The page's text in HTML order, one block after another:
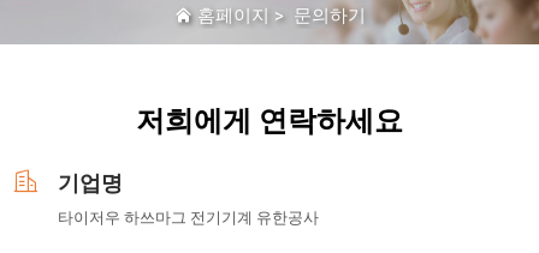
홈페이지 > 문의하기
저희에게 연락하세요
기업명
타이저우 하쓰마그 전기기계 유한공사